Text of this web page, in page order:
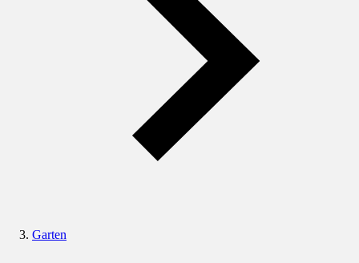
Garten